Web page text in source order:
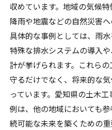
収めています。地域の気候特
降雨や地震などの自然災害へ
具体的な事例としては、雨
特殊な排水システムの導入
計が挙げられます。これら
守るだけでなく、将来的な
っています。愛知県の土木
例は、他の地域においても
続可能な未来を築くための重